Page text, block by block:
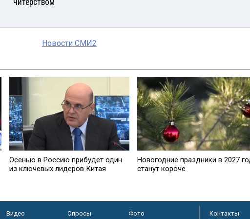
Новости СМИ2
Осенью в Россию прибудет один
из ключевых лидеров Китая
Новогодние праздники в 2027
станут короче
Видео Опросы Фото Контакты